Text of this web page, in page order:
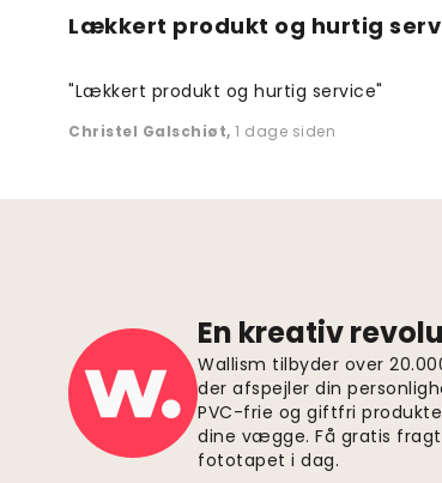
Lækkert produkt og hurtig
"Lækkert produkt og hurtig service"
Christel Galschiøt, 1 dage siden
En kreativ
Wallism tilbyder over
der afspejler din
PVC-frie og giftfri
dine vægge. Få gratis
fototapet i dag.